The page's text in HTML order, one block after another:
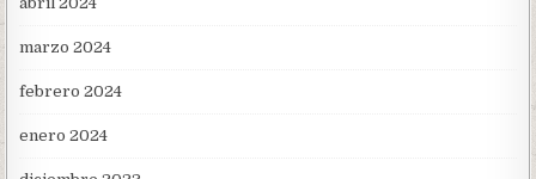
marzo 2024
febrero 2024
enero 2024